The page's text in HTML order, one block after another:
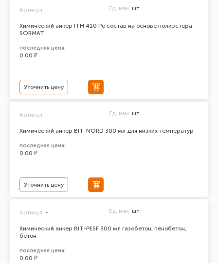
Химический анкер ITH 410 Pe состав на основе полиэстера
SORMAT
Артикул: - Ед. изм. шт.
последняя цена:
0.00 ₽
Уточнить цену
Химический анкер BIT-NORD 300 мл для низких температур
Артикул: - Ед. изм. шт.
последняя цена:
0.00 ₽
Уточнить цену
Химический анкер BIT-PESF 300 мл газобетон, пенобетон,
бетон
Артикул: - Ед. изм. шт.
последняя цена:
0.00 ₽